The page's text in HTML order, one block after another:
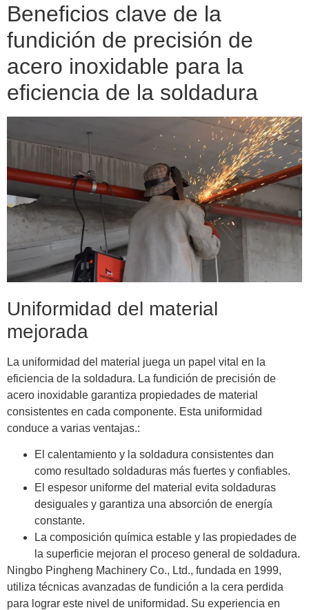
Beneficios clave de la
fundición de precisión de
acero inoxidable para la
eficiencia de la soldadura
Uniformidad del material
mejorada
La uniformidad del material juega un papel vital en la
eficiencia de la soldadura. La fundición de precisión de
acero inoxidable garantiza propiedades de material
consistentes en cada componente. Esta uniformidad
conduce a varias ventajas.:
El calentamiento y la soldadura consistentes dan
como resultado soldaduras más fuertes y confiables.
El espesor uniforme del material evita soldaduras
desiguales y garantiza una absorción de energía
constante.
La composición química estable y las propiedades de
la superficie mejoran el proceso general de soldadura.
Ningbo Pingheng Machinery Co., Ltd., fundada en 1999,
utiliza técnicas avanzadas de fundición a la cera perdida
para lograr este nivel de uniformidad. Su experiencia en